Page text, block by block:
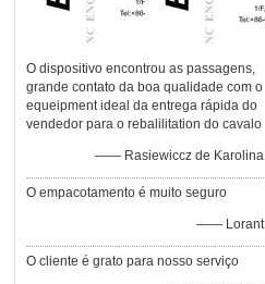
O dispositivo encontrou as passagens,
grande contato da boa qualidade com o
equeipment ideal da entrega rápida do
vendedor para o rebalilitation do cavalo
—— Rasiewiccz de Karolina
O empacotamento é muito seguro
—— Lorant
O cliente é grato para nosso serviço